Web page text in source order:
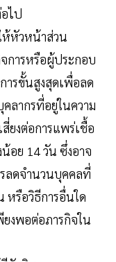
ไป
ห้หัวหน้าส่วน
การหรือผู้ประกอบ
ารขั้นสูงสุดเพื่อลด
ลากรที่อยู่ในความ
ยงต่อการแพร่เชื้อ
อย 14 วัน ซึ่งอาจ
ลดจำนวนบุคคลที่
หรือวิธีการอื่นใด
งพอต่อภารกิจใน